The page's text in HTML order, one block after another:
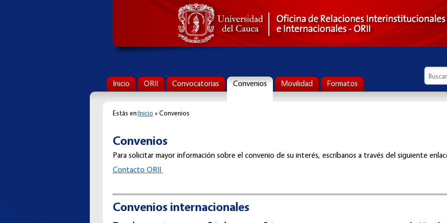
Inicio ORII Convocatorias Convenios Movilidad Formatos
Buscar
Estás en:Inicio » Convenios
Convenios
Para solicitar mayor información sobre el convenio de su interés, escríbanos a través del siguiente
Contacto ORII
Convenios internacionales